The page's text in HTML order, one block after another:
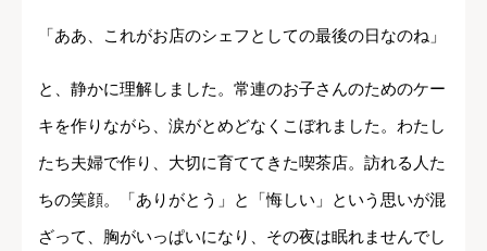
「ああ、これがお店のシェフとしての最後の日なのね」
と、静かに理解しました。常連のお子さんのためのケー
キを作りながら、涙がとめどなくこぼれました。わたし
たち夫婦で作り、大切に育ててきた喫茶店。訪れる人た
ちの笑顔。「ありがとう」と「悔しい」という思いが混
ざって、胸がいっぱいになり、その夜は眠れませんでし